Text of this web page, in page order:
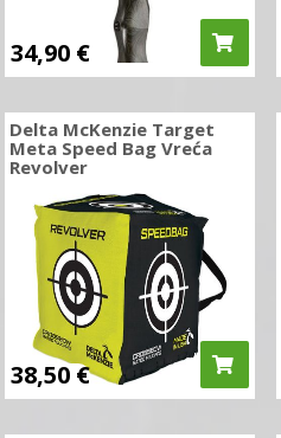
34,90 €
Delta McKenzie Target
Meta Speed Bag Vreća
Revolver
38,50 €